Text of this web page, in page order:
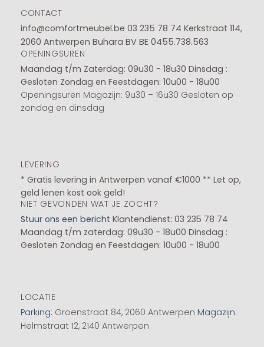
CONTACT
info@comfortmeubel.be 03 235 78 74 Kerkstraat 114,
2060 Antwerpen Buhara BV BE 0455.738.563
OPENINGSUREN
Maandag t/m Zaterdag: 09u30 - 18u30 Dinsdag :
Gesloten Zondag en Feestdagen: 10u00 - 18u00
Openingsuren Magazijn: 9u30 – 16u30 Gesloten op
zondag en dinsdag
LEVERING
* Gratis levering in Antwerpen vanaf €1000 ** Let op,
geld lenen kost ook geld!
NIET GEVONDEN WAT JE ZOCHT?
Stuur ons een bericht Klantendienst: 03 235 78 74
Maandag t/m zaterdag: 09u30 - 18u00 Dinsdag :
Gesloten Zondag en Feestdagen: 10u00 - 18u00
LOCATIE
Parking: Groenstraat 84, 2060 Antwerpen Magazijn:
Helmstraat 12, 2140 Antwerpen